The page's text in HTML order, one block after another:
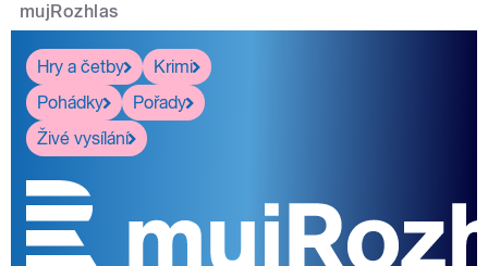
mujRozhlas
Hry a četby
Krimi
Pohádky
Pořady
Živé vysílání